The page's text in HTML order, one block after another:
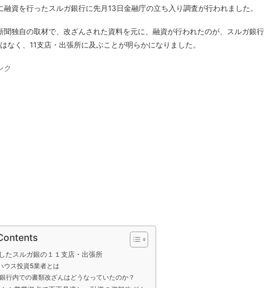
融資を行ったスルガ銀行に先月13日金融庁の立ち入り調査が行われました。
聞独自の取材で、改ざんされた資料を元に、融資が行われたのが、スルガ銀行
なく、11支店・出張所に及ぶことが明らかになりました。
ク
たスルガ銀の１１支店・出張所
ウス投資5業者とは
行内での書類改ざんはどうなっていたのか？